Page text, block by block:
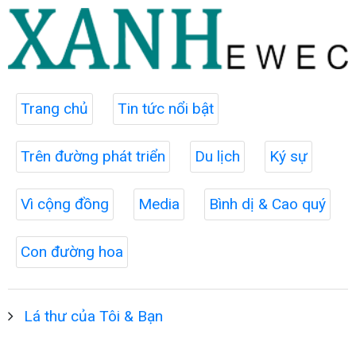
Trang chủ Tin tức nổi bật
Trên đường phát triển Du lịch Ký sự
Vì cộng đồng Media Bình dị & Cao quý
Con đường hoa
Lá thư của Tôi & Bạn